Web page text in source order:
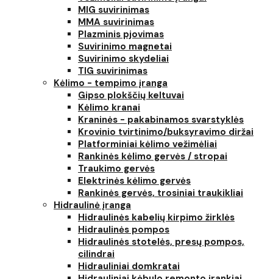
MIG suvirinimas
MMA suvirinimas
Plazminis pjovimas
Suvirinimo magnetai
Suvirinimo skydeliai
TIG suvirinimas
Kėlimo - tempimo įranga
Gipso plokščių keltuvai
Kėlimo kranai
Kraninės - pakabinamos svarstyklės
Krovinio tvirtinimo/buksyravimo diržai
Platforminiai kėlimo vežimėliai
Rankinės kėlimo gervės / stropai
Traukimo gervės
Elektrinės kėlimo gervės
Rankinės gervės, trosiniai traukikliai
Hidraulinė įranga
Hidraulinės kabelių kirpimo žirklės
Hidraulinės pompos
Hidraulinės stotelės, presų pompos,
cilindrai
Hidrauliniai domkratai